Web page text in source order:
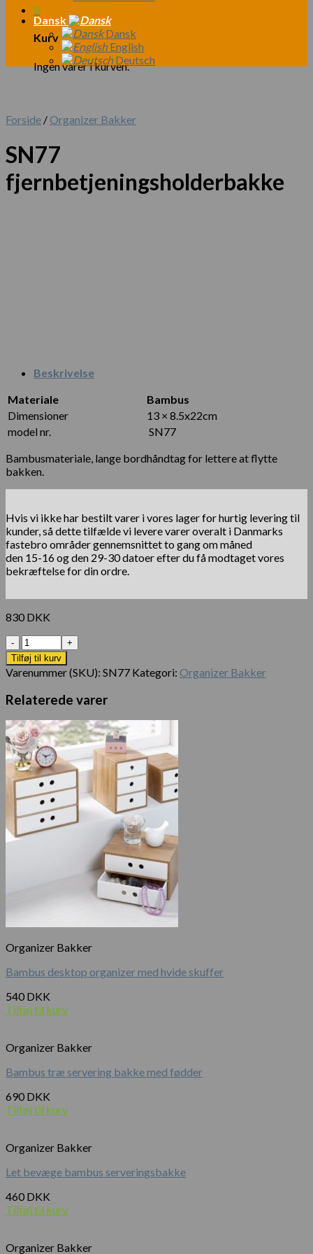
0
Kurv
Ingen varer i kurven.
Dansk
Dansk
English
Deutsch
Forside / Organizer Bakker
SN77
fjernbetjeningsholderbakke
Beskrivelse
Materiale
Bambus
Dimensioner
13 × 8.5x22cm
model nr.
SN77
Bambusmateriale, lange bordhåndtag for lettere at flytte
bakken.
Hvis vi ikke har bestilt varer i vores lager for hurtig levering til
kunder, så dette tilfælde vi levere varer overalt i Danmarks
fastebro områder gennemsnittet to gang om måned
den 15-16 og den 29-30 datoer efter du få modtaget vores
bekræftelse for din ordre.
830 DKK
Antal
Tilføj til kurv
Varenummer (SKU): SN77 Kategori: Organizer Bakker
Relaterede varer
Organizer Bakker
Bambus desktop organizer med hvide skuffer
540 DKK
Tilføj til kurv
Organizer Bakker
Bambus træ servering bakke med fødder
690 DKK
Tilføj til kurv
Organizer Bakker
Let bevæge bambus serveringsbakke
460 DKK
Tilføj til kurv
Organizer Bakker